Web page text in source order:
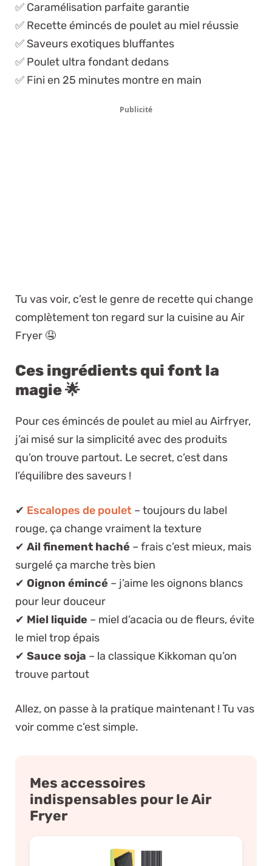
✅ Caramélisation parfaite garantie
✅ Recette émincés de poulet au miel réussie
✅ Saveurs exotiques bluffantes
✅ Poulet ultra fondant dedans
✅ Fini en 25 minutes montre en main
Publicité
Tu vas voir, c’est le genre de recette qui change
complètement ton regard sur la cuisine au Air
Fryer 🤤
Ces ingrédients qui font la
magie 🌟
Pour ces émincés de poulet au miel au Airfryer,
j’ai misé sur la simplicité avec des produits
qu’on trouve partout. Le secret, c’est dans
l’équilibre des saveurs !
✔ Escalopes de poulet – toujours du label
rouge, ça change vraiment la texture
✔ Ail finement haché – frais c’est mieux, mais
surgelé ça marche très bien
✔ Oignon émincé – j’aime les oignons blancs
pour leur douceur
✔ Miel liquide – miel d’acacia ou de fleurs, évite
le miel trop épais
✔ Sauce soja – la classique Kikkoman qu’on
trouve partout
Allez, on passe à la pratique maintenant ! Tu vas
voir comme c’est simple.
Mes accessoires
indispensables pour le Air
Fryer